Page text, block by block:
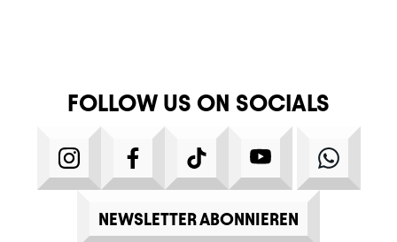
FOLLOW US ON SOCIALS
INSTAGRAMFACEBOOKTIKTOK YOUTUBE
NEWSLETTER ABONNIEREN